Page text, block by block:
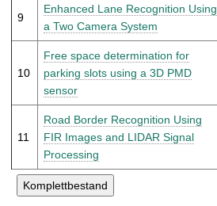
9
Enhanced Lane Recognition Using
a Two Camera System
10
Free space determination for
parking slots using a 3D PMD
sensor
11
Road Border Recognition Using
FIR Images and LIDAR Signal
Processing